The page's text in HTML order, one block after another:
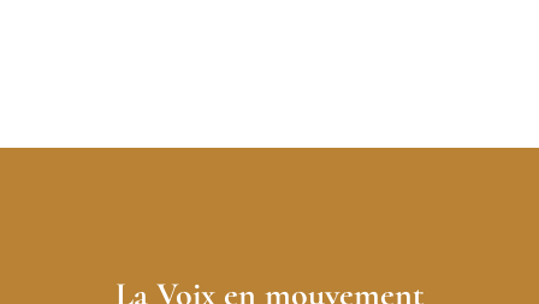
La Voix en mouvement